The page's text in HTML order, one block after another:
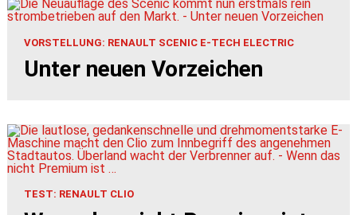
VORSTELLUNG: RENAULT SCENIC E-TECH ELECTRIC
Unter neuen Vorzeichen
TEST: RENAULT CLIO